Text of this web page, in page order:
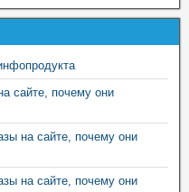
сайте, почему они
на сайте, почему они
на сайте, почему они